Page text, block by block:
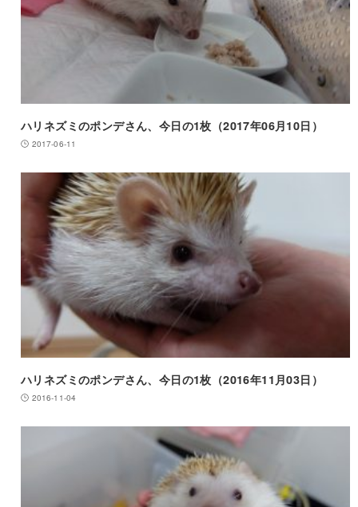
ハリネズミのポンデさん、今日の1枚（2017年06月10日）
2017-06-11
ハリネズミのポンデさん、今日の1枚（2016年11月03日）
2016-11-04